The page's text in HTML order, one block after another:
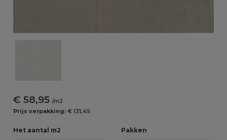
€ 58,95/m2
Prijs verpakking: € 131,45
Het aantal m2 Pakken